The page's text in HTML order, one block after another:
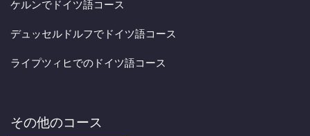
ケルンでドイツ語コース
デュッセルドルフでドイツ語コース
ライプツィヒでのドイツ語コース
その他のコース